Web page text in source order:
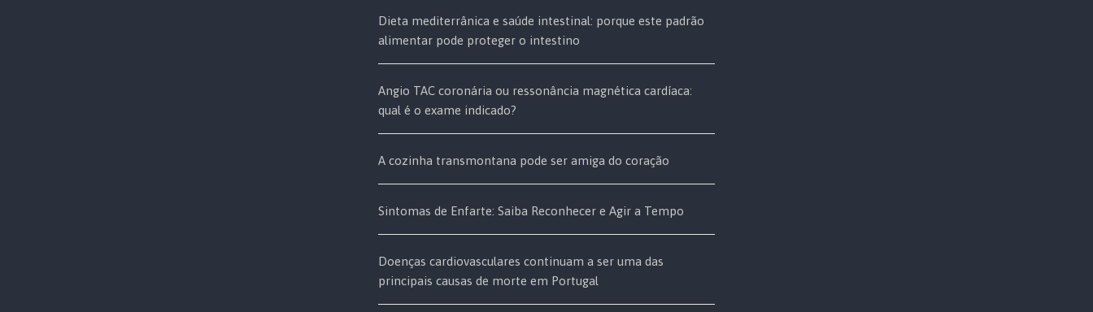
Dieta mediterrânica e saúde intestinal: porque este padrão
alimentar pode proteger o intestino
Angio TAC coronária ou ressonância magnética cardíaca:
qual é o exame indicado?
A cozinha transmontana pode ser amiga do coração
Sintomas de Enfarte: Saiba Reconhecer e Agir a Tempo
Doenças cardiovasculares continuam a ser uma das
principais causas de morte em Portugal